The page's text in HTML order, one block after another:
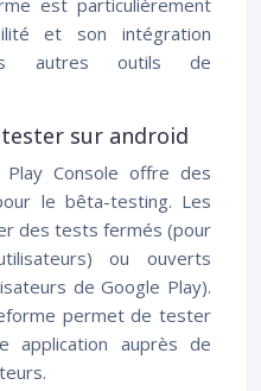
est particulièrement
et son intégration
autres outils de
sur android
Console offre des
le bêta-testing. Les
des tests fermés (pour
ou ouverts
de Google Play).
permet de tester
application auprès de